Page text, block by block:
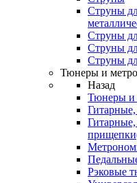
Струны
Струны
Струны
Струны
Тюнеры и
Назад
Тюнеры и
Рэковые